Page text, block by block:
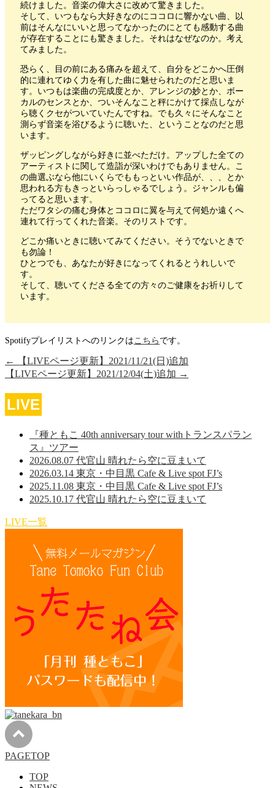
続けました。音楽の偉大さに改めて驚きました。
そして、いつもなら大好きなのにココロに響かない曲、以
前はそんなにいいと思ってなかったのにとても感動する曲
が存在することにも驚きました。それはなぜなのか。考え
てみました。
恐らく、目の前にある痛みを超えて、自分をどこかへ圧倒
的に連れてゆく力を有した曲に魅せられたのだと思いま
す。いつもは楽曲の完成度とか、アレンジの妙とか、ボー
カルのセンスとか、ついそんなこと秤にかけて採点しなが
ら聴くクセがついていたんですね。でも久々にそんなこと
測らず音楽を浴びるように聴いた、ということなのだと思
います。
ザッピングしながら好きに並べただけ。アップした全ての
アーティストに関して造詣が深いわけでもありません。こ
の曲選ぶなら他にいくらでももっといい作品が、、、とか
思われる方もきっといらっしゃるでしょう。ジャンルも偏
ってると思います。
ただワタシの痛む身体とココロに翼を与えて何処か遠くへ
連れて行ってくれた音楽。そのリストです。
どこか痛いときに聴いてみてください。そうでないときで
も勿論！
ひとつでも、あなたが好きになってくれるとうれしいで
す。
そして、聴いてくださる全ての方々のご健康をお祈りして
います。
Spotifyプレイリストへのリンクはこちら です。
←
【LIVEページ更新】2021/11/21(日)追加
【LIVEページ更新】2021/12/04(土)追加 →
LIVE
『種ともこ 40th anniversary tour withトランスパラン
ス』ツアー
2026.08.07 代官山 晴れたら空に豆まいて
2026.03.14 東京・中目黒 Cafe & Live spot FJ’s
2025.11.08 東京・中目黒 Cafe & Live spot FJ’s
2025.10.17 代官山 晴れたら空に豆まいて
LIVE一覧
PAGETOP
TOP